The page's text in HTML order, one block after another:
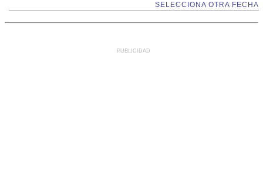
SELECCIONA OTRA FECHA
PUBLICIDAD